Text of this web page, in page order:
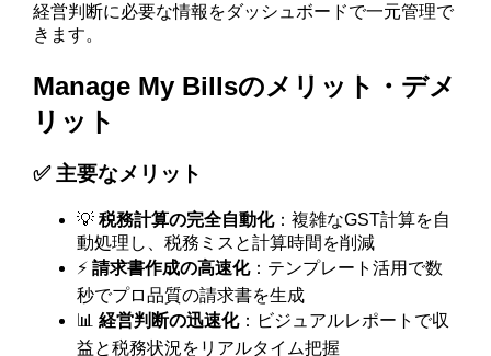
経営判断に必要な情報をダッシュボードで一元管理で
きます。
Manage My Billsのメリット・デメ
リット
✅ 主要なメリット
💡税務計算の完全自動化：複雑なGST計算を自
動処理し、税務ミスと計算時間を削減
⚡請求書作成の高速化：テンプレート活用で数
秒でプロ品質の請求書を生成
📊経営判断の迅速化：ビジュアルレポートで収
益と税務状況をリアルタイム把握